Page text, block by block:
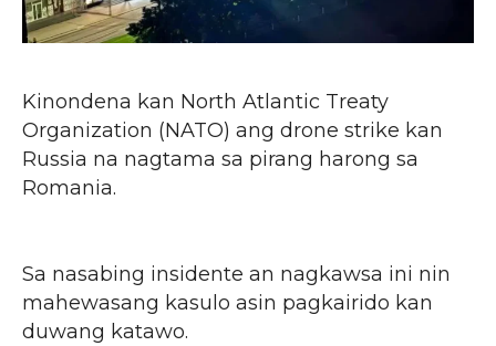
Kinondena kan North Atlantic Treaty
Organization (NATO) ang drone strike kan
Russia na nagtama sa pirang harong sa
Romania.
Sa nasabing insidente an nagkawsa ini nin
mahewasang kasulo asin pagkairido kan
duwang katawo.